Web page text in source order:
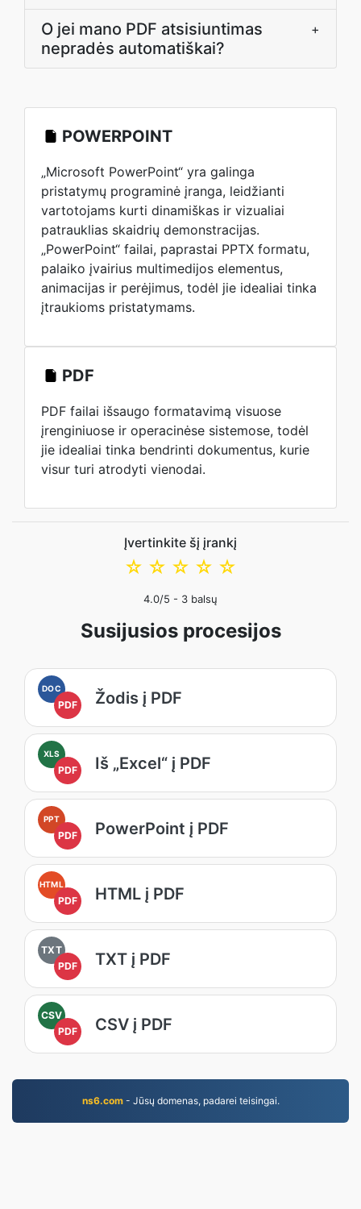
O jei mano PDF atsisiuntimas
nepradės automatiškai?
+
POWERPOINT
„Microsoft PowerPoint“ yra galinga
pristatymų programinė įranga, leidžianti
vartotojams kurti dinamiškas ir vizualiai
patrauklias skaidrių demonstracijas.
„PowerPoint“ failai, paprastai PPTX formatu,
palaiko įvairius multimedijos elementus,
animacijas ir perėjimus, todėl jie idealiai tinka
įtraukioms pristatymams.
PDF
PDF failai išsaugo formatavimą visuose
įrenginiuose ir operacinėse sistemose, todėl
jie idealiai tinka bendrinti dokumentus, kurie
visur turi atrodyti vienodai.
Įvertinkite šį įrankį
☆
☆
☆
☆
☆
4.0/5 - 3 balsų
Susijusios procesijos
DOC
PDF Žodis į PDF
XLS
PDF Iš „Excel“ į PDF
PPT
PDF PowerPoint į PDF
HTML
PDF HTML į PDF
TXT
PDF
TXT į PDF
CSV
PDF
CSV į PDF
ns6.com- Jūsų domenas, padarei teisingai.